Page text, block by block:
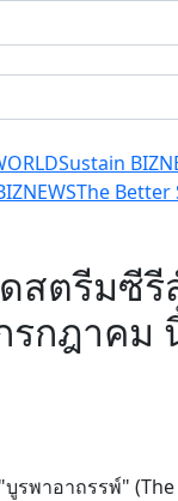
Sustain BIZ
NEWSThe Better
ตรีมซีรี
กฎาคม
รพาอาถรรพ์"